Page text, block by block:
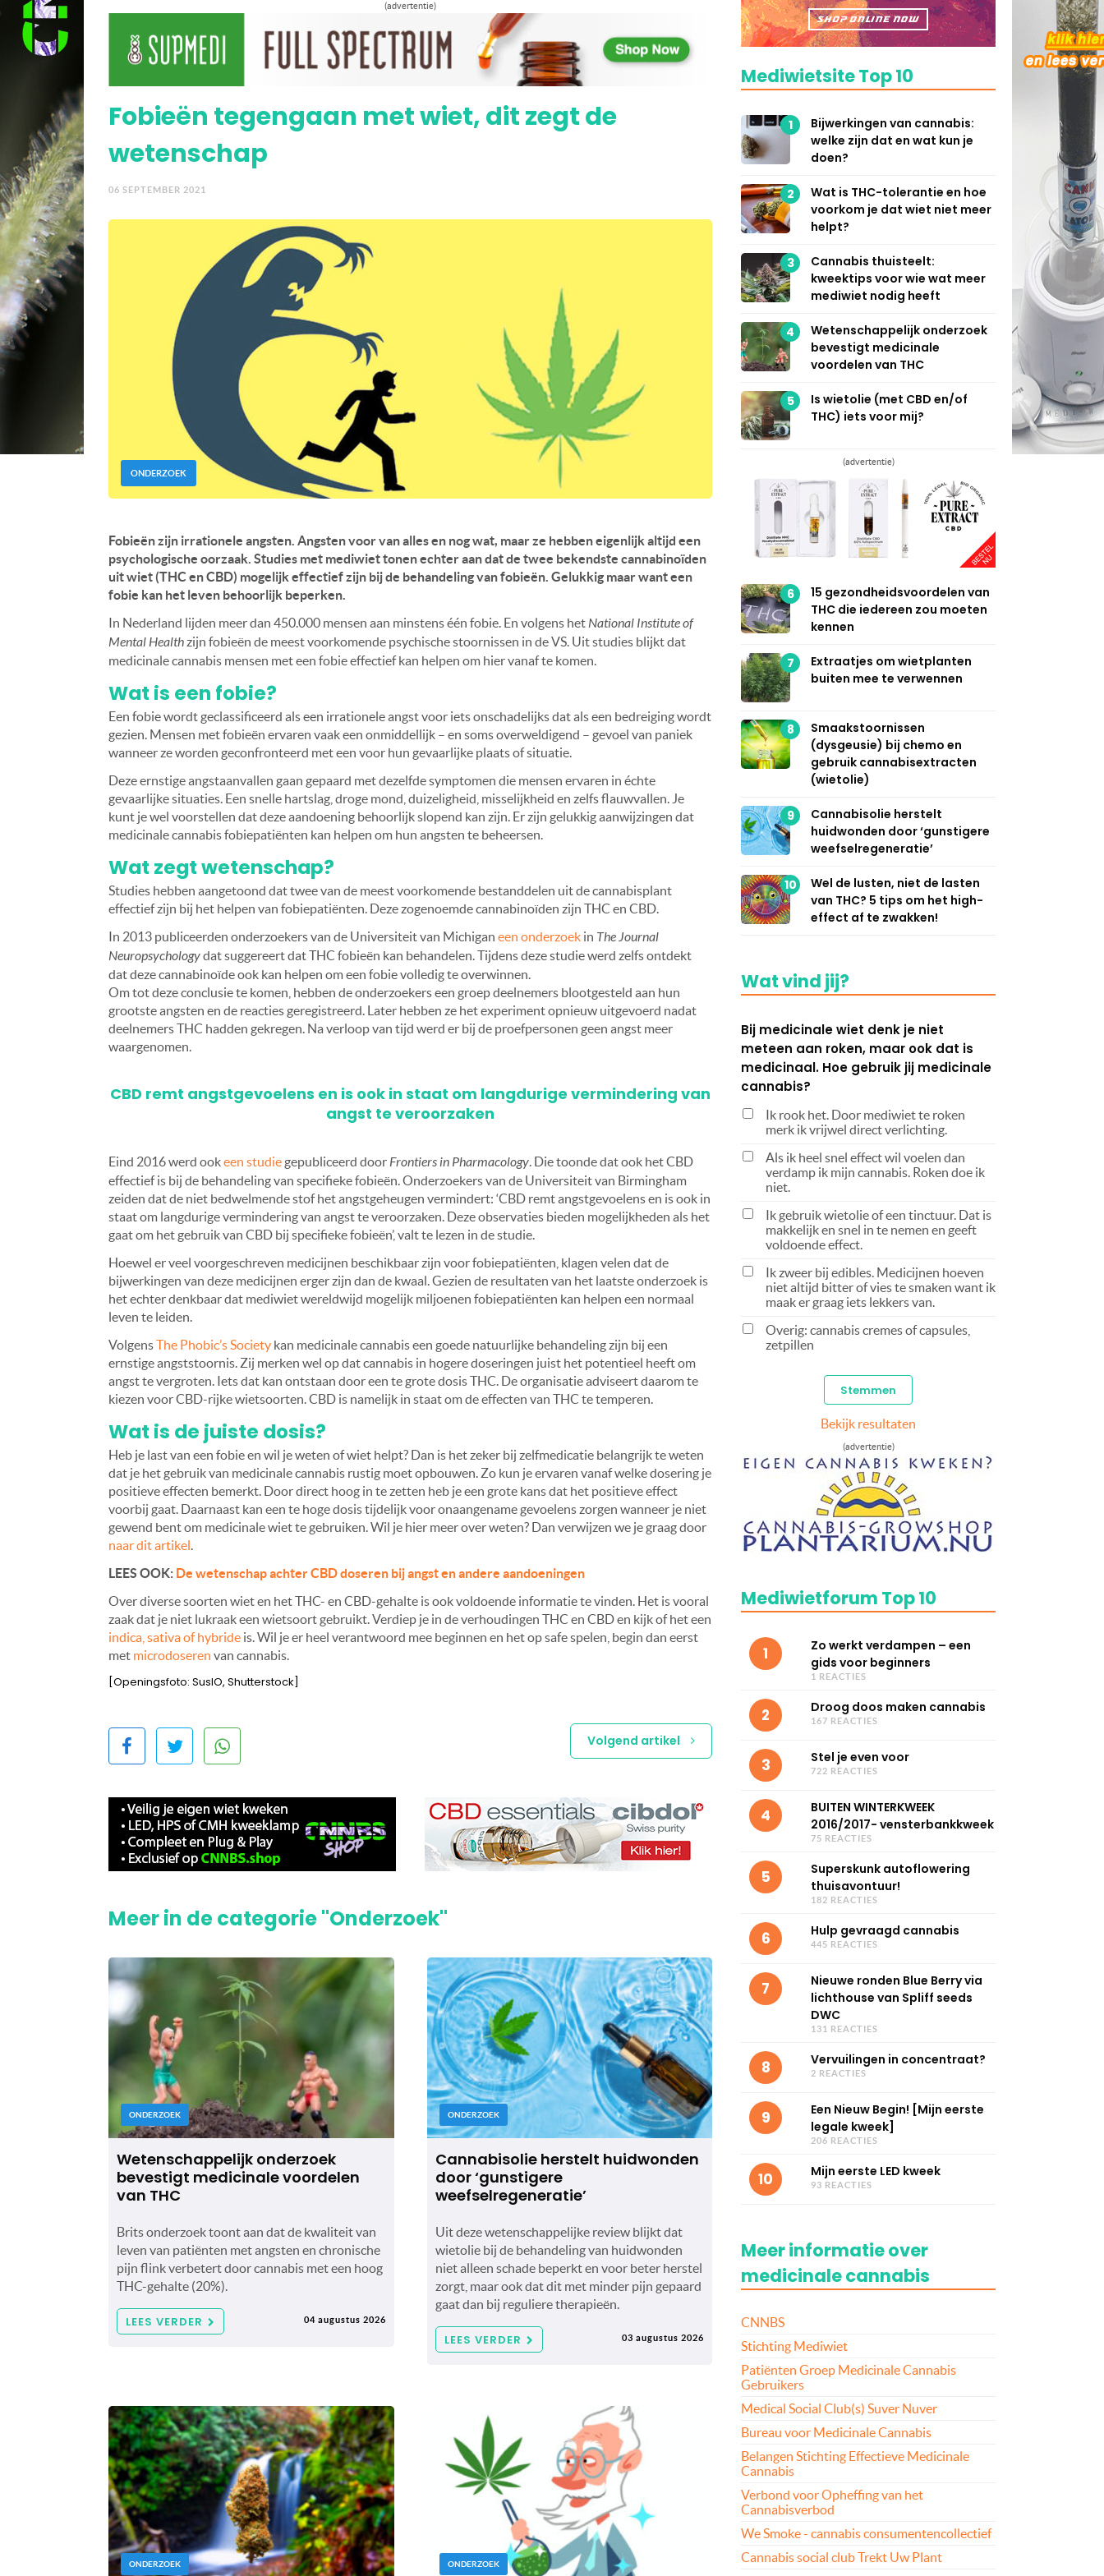
THCV in wiet blijkt effectief hulpmiddel bij stoppen met roken
(advertentie)
Fobieën tegengaan met wiet, dit zegt de
wetenschap
06 SEPTEMBER 2021
ONDERZOEK
Fobieën zijn irrationele angsten. Angsten voor van alles en nog wat, maar ze hebben eigenlijk altijd een
psychologische oorzaak. Studies met mediwiet tonen echter aan dat de twee bekendste cannabinoïden
uit wiet (THC en CBD) mogelijk effectief zijn bij de behandeling van fobieën. Gelukkig maar want een
fobie kan het leven behoorlijk beperken.
In Nederland lijden meer dan 450.000 mensen aan minstens één fobie. En volgens hetNational Institute of
Mental Healthzijn fobieën de meest voorkomende psychische stoornissen in de VS. Uit studies blijkt dat
medicinale cannabis mensen met een fobie effectief kan helpen om hier vanaf te komen.
Wat is een fobie?
Een fobie wordt geclassificeerd als een irrationele angst voor iets onschadelijks dat als een bedreiging wordt
gezien. Mensen met fobieën ervaren vaak een onmiddellijk – en soms overweldigend – gevoel van paniek
wanneer ze worden geconfronteerd met een voor hun gevaarlijke plaats of situatie.
Deze ernstige angstaanvallen gaan gepaard met dezelfde symptomen die mensen ervaren in échte
gevaarlijke situaties. Een snelle hartslag, droge mond, duizeligheid, misselijkheid en zelfs flauwvallen. Je
kunt je wel voorstellen dat deze aandoening behoorlijk slopend kan zijn. Er zijn gelukkig aanwijzingen dat
medicinale cannabis fobiepatiënten kan helpen om hun angsten te beheersen.
Wat zegt wetenschap?
Studies hebben aangetoond dat twee van de meest voorkomende bestanddelen uit de cannabisplant
effectief zijn bij het helpen van fobiepatiënten. Deze zogenoemde cannabinoïden zijn THC en CBD.
In 2013 publiceerden onderzoekers van de Universiteit van Michigan een onderzoek in The Journal
Neuropsychologydat suggereert dat THC fobieën kan behandelen. Tijdens deze studie werd zelfs ontdekt
dat deze cannabinoïde ook kan helpen om een fobie volledig te overwinnen.
Om tot deze conclusie te komen, hebben de onderzoekers een groep deelnemers blootgesteld aan hun
grootste angsten en de reacties geregistreerd. Later hebben ze het experiment opnieuw uitgevoerd nadat
deelnemers THC hadden gekregen. Na verloop van tijd werd er bij de proefpersonen geen angst meer
waargenomen.
CBD remt angstgevoelens en is ook in staat om ​​langdurige vermindering van
angst te veroorzaken
Eind 2016 werd ookeen studie gepubliceerd doorFrontiers in Pharmacology. Die toonde dat ook het CBD
effectief is bij de behandeling van specifieke fobieën. Onderzoekers van de Universiteit van Birmingham
zeiden dat de niet bedwelmende stof het angstgeheugen vermindert: ‘CBD remt angstgevoelens en is ook in
staat om ​​langdurige vermindering van angst te veroorzaken. Deze observaties bieden mogelijkheden als het
gaat om het gebruik van CBD bij specifieke fobieën’, valt te lezen in de studie.
Hoewel er veel voorgeschreven medicijnen beschikbaar zijn voor fobiepatiënten, klagen velen dat de
bijwerkingen van deze medicijnen erger zijn dan de kwaal. Gezien de resultaten van het laatste onderzoek is
het echter denkbaar dat mediwiet wereldwijd mogelijk miljoenen fobiepatiënten kan helpen een normaal
leven te leiden.
VolgensThe Phobic’s Society kan medicinale cannabis een goede natuurlijke behandeling zijn bij een
ernstige angststoornis. Zij merken wel op dat cannabis in hogere doseringen juist het potentieel heeft om
angst te vergroten. Iets dat kan ontstaan door een te grote dosis THC. De organisatie adviseert daarom te
kiezen voor CBD-rijke wietsoorten. CBD is namelijk in staat om de effecten van THC te temperen.
Wat is de juiste dosis?
Heb je last van een fobie en wil je weten of wiet helpt? Dan is het zeker bij zelfmedicatie belangrijk te weten
dat je het gebruik van medicinale cannabis rustig moet opbouwen. Zo kun je ervaren vanaf welke dosering je
positieve effecten bemerkt. Door direct hoog in te zetten heb je een grote kans dat het positieve effect
voorbij gaat. Daarnaast kan een te hoge dosis tijdelijk voor onaangename gevoelens zorgen wanneer je niet
gewend bent om medicinale wiet te gebruiken. Wil je hier meer over weten? Dan verwijzen we je graag door
naar dit artikel.
LEES OOK: De wetenschap achter CBD doseren bij angst en andere aandoeningen
Over diverse soorten wiet en het THC- en CBD-gehalte is ook voldoende informatie te vinden. Het is vooral
zaak dat je niet lukraak een wietsoort gebruikt. Verdiep je in de verhoudingen THC en CBD en kijk of het een
indica, sativa of hybride is. Wil je er heel verantwoord mee beginnen en het op safe spelen, begin dan eerst
met microdoseren van cannabis.
[Openingsfoto: SuslO, Shutterstock]
Volgend artikel
Meer in de categorie "Onderzoek"
ONDERZOEK
Wetenschappelijk onderzoek
bevestigt medicinale voordelen
van THC
Brits onderzoek toont aan dat de kwaliteit van
leven van patiënten met angsten en chronische
pijn flink verbetert door cannabis met een hoog
THC-gehalte (20%).
LEES VERDER 04 augustus 2026
ONDERZOEK
Cannabisolie herstelt huidwonden
door ‘gunstigere
weefselregeneratie’
Uit deze wetenschappelijke review blijkt dat
wietolie bij de behandeling van huidwonden
niet alleen schade beperkt en voor beter herstel
zorgt, maar ook dat dit met minder pijn gepaard
gaat dan bij reguliere therapieën.
LEES VERDER 03 augustus 2026
ONDERZOEK ONDERZOEK
Mediwietsite Top 10
1
Bijwerkingen van cannabis:
welke zijn dat en wat kun je
doen?
2
Wat is THC-tolerantie en hoe
voorkom je dat wiet niet meer
helpt?
3
Cannabis thuisteelt:
kweektips voor wie wat meer
mediwiet nodig heeft
4
Wetenschappelijk onderzoek
bevestigt medicinale
voordelen van THC
5
Is wietolie (met CBD en/of
THC) iets voor mij?
(advertentie)
6
15 gezondheidsvoordelen van
THC die iedereen zou moeten
kennen
7
Extraatjes om wietplanten
buiten mee te verwennen
8
Smaakstoornissen
(dysgeusie) bij chemo en
gebruik cannabisextracten
(wietolie)
9
Cannabisolie herstelt
huidwonden door ‘gunstigere
weefselregeneratie’
10
Wel de lusten, niet de lasten
van THC? 5 tips om het high-
effect af te zwakken!
Wat vind jij?
Bij medicinale wiet denk je niet
meteen aan roken, maar ook dat is
medicinaal. Hoe gebruik jij medicinale
cannabis?
Ik rook het. Door mediwiet te roken
merk ik vrijwel direct verlichting.
Als ik heel snel effect wil voelen dan
verdamp ik mijn cannabis. Roken doe ik
niet.
Ik gebruik wietolie of een tinctuur. Dat is
makkelijk en snel in te nemen en geeft
voldoende effect.
Ik zweer bij edibles. Medicijnen hoeven
niet altijd bitter of vies te smaken want ik
maak er graag iets lekkers van.
Overig: cannabis cremes of capsules,
zetpillen
Bekijk resultaten
(advertentie)
Mediwietforum Top 10
1
Zo werkt verdampen – een
gids voor beginners
1 REACTIES
2 Droog doos maken cannabis
167 REACTIES
3 Stel je even voor
722 REACTIES
4
BUITEN WINTERKWEEK
2016/2017- vensterbankkweek
75 REACTIES
5
Superskunk autoflowering
thuisavontuur!
182 REACTIES
6 Hulp gevraagd cannabis
445 REACTIES
7
Nieuwe ronden Blue Berry via
lichthouse van Spliff seeds
DWC
131 REACTIES
8 Vervuilingen in concentraat?
2 REACTIES
9
Een Nieuw Begin! [Mijn eerste
legale kweek]
206 REACTIES
10 Mijn eerste LED kweek
93 REACTIES
Meer informatie over
medicinale cannabis
CNNBS
Stichting Mediwiet
Patiënten Groep Medicinale Cannabis
Gebruikers
Medical Social Club(s) Suver Nuver
Bureau voor Medicinale Cannabis
Belangen Stichting Effectieve Medicinale
Cannabis
Verbond voor Opheffing van het
Cannabisverbod
We Smoke - cannabis consumentencollectief
Cannabis social club Trekt Uw Plant